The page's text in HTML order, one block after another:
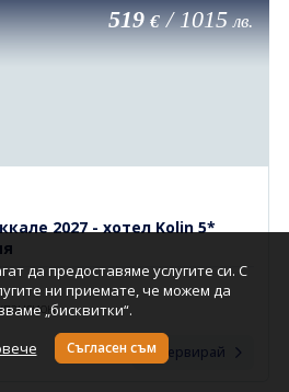
519 €/1015 лв.
2027 - хотел Kolin 5*
Резервирай
да предоставяме услугите си. С
ни приемате, че можем да
„бисквитки“.
Съгласен съм